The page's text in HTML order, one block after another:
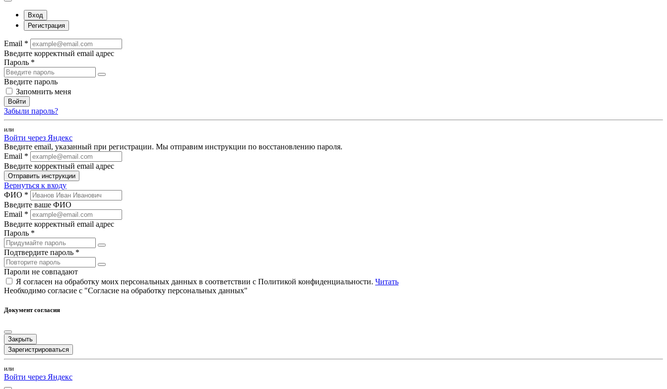
Вход
Регистрация
Email *
Введите корректный email адрес
Пароль *
Введите пароль
Запомнить меня
Войти
Забыли пароль?
или
Войти через Яндекс
Введите email, указанный при регистрации. Мы отправим инструкции по восстановлению пароля.
Email *
Введите корректный email адрес
Отправить инструкции
Вернуться к входу
ФИО *
Введите ваше ФИО
Email *
Введите корректный email адрес
Пароль *
Подтвердите пароль *
Пароли не совпадают
Я согласен на обработку моих персональных данных в соответствии с Политикой конфиденциальности. Читать
Необходимо согласие с "Согласие на обработку персональных данных"
Документ согласия
Закрыть
Зарегистрироваться
или
Войти через Яндекс